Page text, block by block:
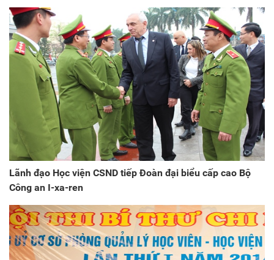
Lãnh đạo Học viện CSND tiếp Đoàn đại biểu cấp cao Bộ
Công an I-xa-ren